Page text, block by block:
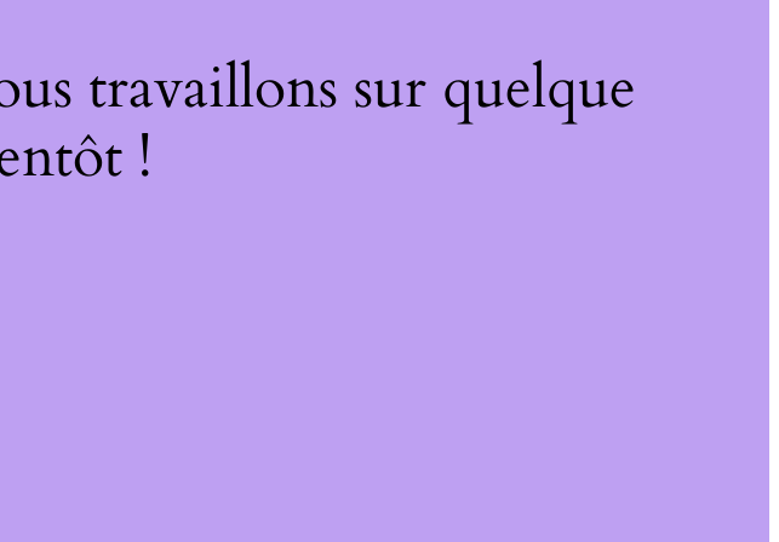
travaillons sur quelque
!